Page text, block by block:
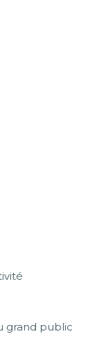
grand public